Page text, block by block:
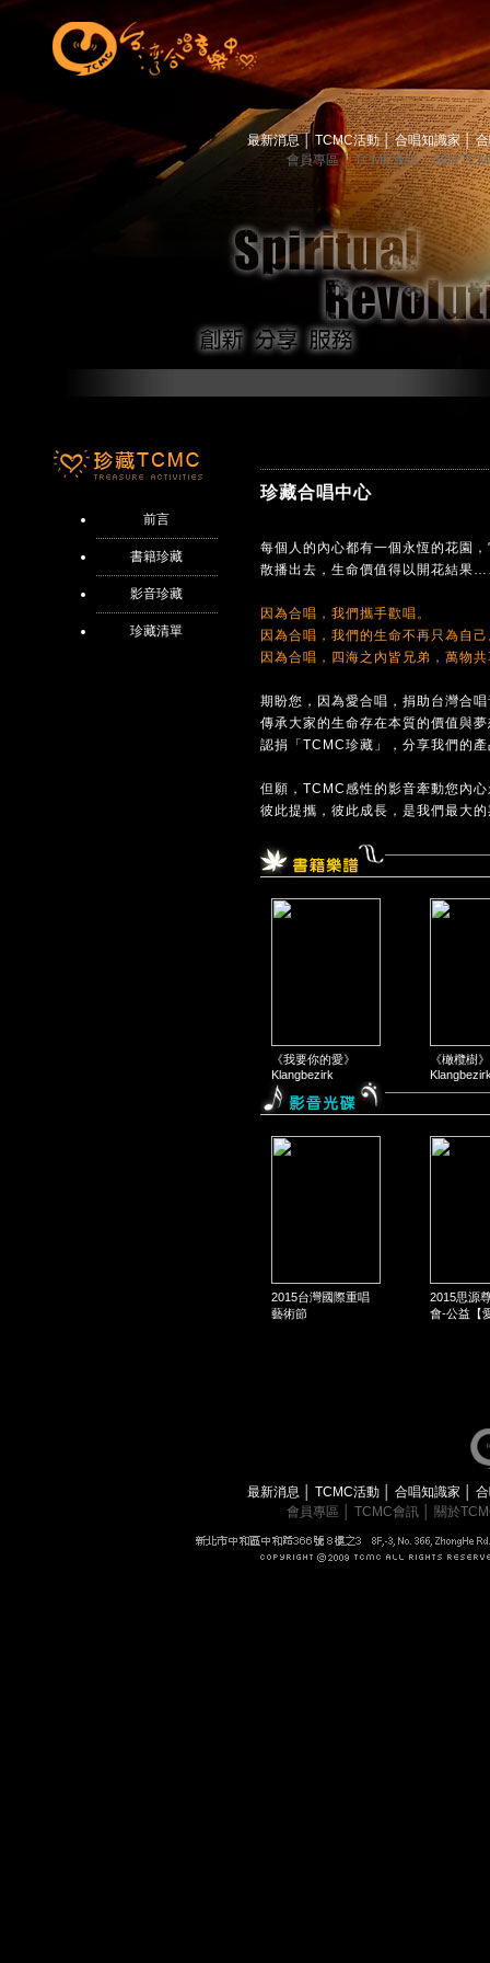
最新消息 TCMC活動│ 合唱知識家│
會員專區│ TCMC會訊│ 關於
前言
書籍珍藏
影音珍藏
珍藏清單
珍藏合唱中心
每個人的內心都有一個永恆的花園
散播出去，生命價值得以開花結果
因為合唱，我們攜手歡唱。
因為合唱，我們的生命不再只為自
因為合唱，四海之內皆兄弟，萬物
期盼您，因為愛合唱，捐助台灣合
傳承大家的生命存在本質的價值與
認捐「TCMC珍藏」，分享我們的
但願，TCMC感性的影音牽動您內
彼此提攜，彼此成長，是我們最
《我要你的愛》
Klangbezirk
《橄欖樹》
2015台灣國際重唱
藝術節
2015思源
會-公益【
最新消息 TCMC活動 合唱知識家
會員專區
TCMC會訊 關於